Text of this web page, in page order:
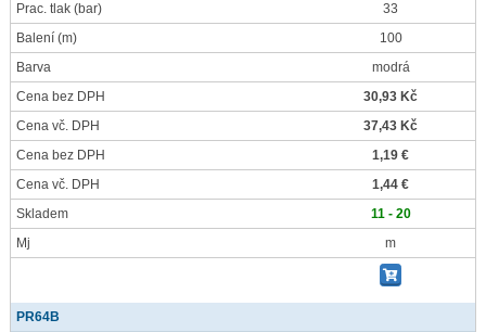
Prac. tlak (bar)
33
Balení (m)
100
Barva
modrá
Cena bez DPH
30,93 Kč
Cena vč. DPH
37,43 Kč
Cena bez DPH
1,19 €
Cena vč. DPH
1,44 €
Skladem
11 - 20
Mj
m
PR64B